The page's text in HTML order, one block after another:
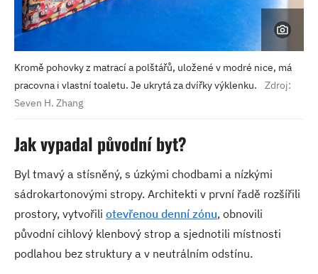
Kromě pohovky z matrací a polštářů, uložené v modré nice, má
pracovna i vlastní toaletu. Je ukrytá za dvířky výklenku.
Zdroj:
Seven H. Zhang
Jak vypadal původní byt?
Byl tmavý a stísněný, s úzkými chodbami a nízkými
sádrokartonovými stropy. Architekti v první řadě rozšířili
prostory, vytvořili otevřenou denní zónu, obnovili
původní cihlový klenbový strop a sjednotili místnosti
podlahou bez struktury a v neutrálním odstínu.